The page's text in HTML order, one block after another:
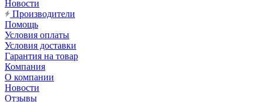
Новости
Производители
Помощь
Условия оплаты
Условия доставки
Гарантия на товар
Компания
О компании
Новости
Отзывы